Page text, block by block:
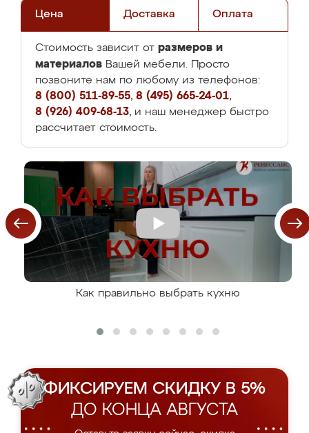
Цена Доставка Оплата
Стоимость зависит от размеров и
материалов Вашей мебели. Просто
позвоните нам по любому из телефонов:
8 (800) 511-89-55, 8 (495) 665-24-01,
8 (926) 409-68-13, и наш менеджер быстро
рассчитает стоимость.
Как правильно выбрать кухню
ФИКСИРУЕМ СКИДКУ В 5%
ДО КОНЦА АВГУСТА